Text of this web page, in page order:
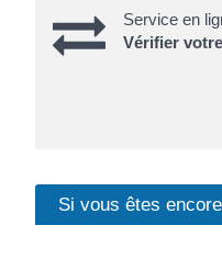
Service en
Vérifier
Si vous êtes